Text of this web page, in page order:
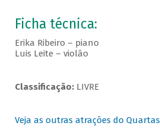
Ficha técnica:
Erika Ribeiro – piano
Luis Leite – violão
Classificação:LIVRE
Veja as outras atrações do